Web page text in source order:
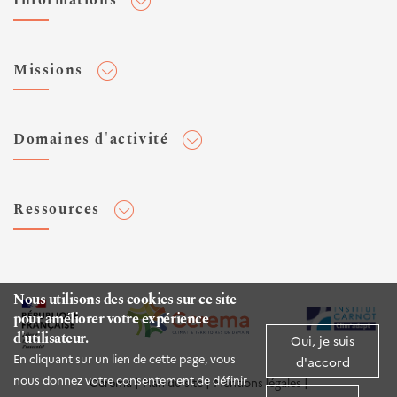
Nous utilisons des cookies sur ce site
pour améliorer votre expérience
d'utilisateur.
En cliquant sur un lien de cette page, vous
nous donnez votre consentement de définir
Oui, je suis
d'accord
Flux RSS
Veilles et newsletters
Expertises Territoires
Espace presse
Missions
Normalisation
Domaines d'activité
Infrastructures de transport
Environnement et risques
Mer et littoral
Ressources
Rapports d'étude
Publications HAL
Documentation routière (DTRF)
Logiciels & appsCerema Plan du site
Mentions légales